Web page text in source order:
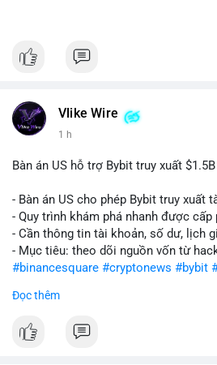
Vlike Wire
1 h
Bàn án US hỗ trợ Bybit truy xuất
- Bàn án US cho phép Bybit truy xuất
- Quy trình khám phá nhanh được cấp
- Cần thông tin tài khoản, số dư, lịch
- Mục tiêu: theo dõi nguồn vốn từ
#binancesquare #cryptonews #bybit
$btc $eth
#vlikevn #titanbot
Đọc thêm